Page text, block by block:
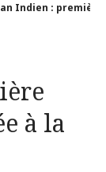
Indien :
à la